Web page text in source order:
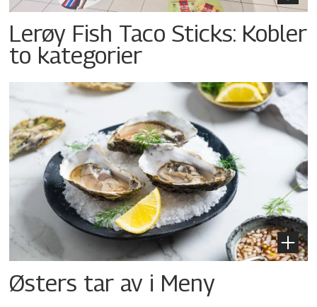
Lerøy Fish Taco Sticks: Kobler
to kategorier
Østers tar av i Meny